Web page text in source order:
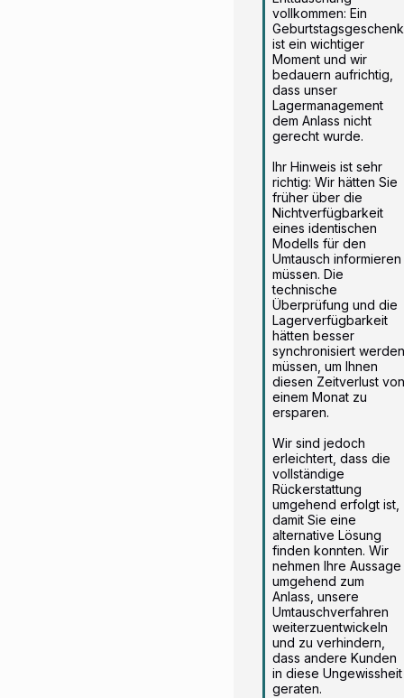
vollkommen: Ein
Geburtstagsgeschenk
ist ein wichtiger
Moment und wir
bedauern aufrichtig,
dass unser
Lagermanagement
dem Anlass nicht
gerecht wurde.
Ihr Hinweis ist sehr
richtig: Wir hätten Sie
früher über die
Nichtverfügbarkeit
eines identischen
Modells für den
Umtausch informieren
müssen. Die
technische
Überprüfung und die
Lagerverfügbarkeit
hätten besser
synchronisiert werden
müssen, um Ihnen
diesen Zeitverlust von
einem Monat zu
ersparen.
Wir sind jedoch
erleichtert, dass die
vollständige
Rückerstattung
umgehend erfolgt ist,
damit Sie eine
alternative Lösung
finden konnten. Wir
nehmen Ihre Aussage
umgehend zum
Anlass, unsere
Umtauschverfahren
weiterzuentwickeln
und zu verhindern,
dass andere Kunden
in diese Ungewissheit
geraten.